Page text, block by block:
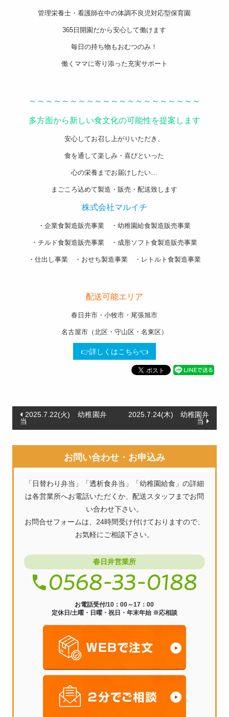
管理栄養士・看護師在中の体調不良児対応型保育園
365日開園だから安心して働けます
毎日の持ち物もおむつのみ！
働くママに寄り添った充実サポート
～～～～～～～～～～～～～～～～～～～～～
多方面から新しい食文化の可能性を提案します
安心してお召し上がりいただき、
食を通して楽しみ・喜びといった
心の栄養までお届けしたい…
まごころ込めて製造・販売・配送致します
株式会社マルイチ
・企業食製造販売事業 ・幼稚園給食製造販売事業
・チルド食製造販売事業 ・成形ソフト食製造販売事業
・仕出し事業 ・おせち製造事業 ・レトルト食製造事業
配送可能エリア
春日井市・小牧市・尾張旭市
名古屋市（北区・守山区・名東区）
👉詳しくはこちら👈
投
稿
ビ
ゲ
シ
ン
2025.7.22(火) 幼稚園弁
当
2025.7.24(木) 幼稚園弁
当
お問い合わせ・お申込み
「日替わり弁当」「透析食弁当」「幼稚園給食」の詳細
は各営業所へお電話いただくか、配送スタッフまでお問
い合わせ下さい。
お問合せフォームは、24時間受け付けておりますので、
お気軽にご相談下さい。
春日井営業所
お電話受付/10：00～17：00
定休日/土曜・日曜・祝日・年末年始 ※応相談